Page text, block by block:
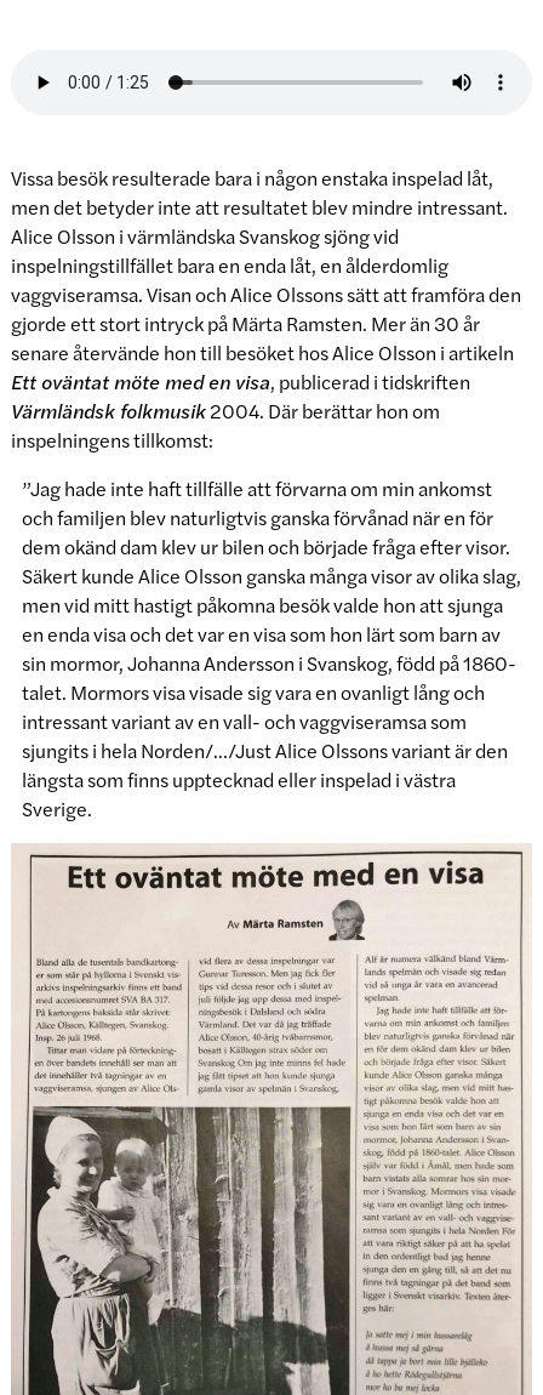
Vissa besök resulterade bara i någon enstaka inspelad låt,
men det betyder inte att resultatet blev mindre intressant.
Alice Olsson i värmländska Svanskog sjöng vid
inspelningstillfället bara en enda låt, en ålderdomlig
vaggviseramsa. Visan och Alice Olssons sätt att framföra den
gjorde ett stort intryck på Märta Ramsten. Mer än 30 år
senare återvände hon till besöket hos Alice Olsson i artikeln
Ett oväntat möte med en visa, publicerad i tidskriften
Värmländsk folkmusik2004. Där berättar hon om
inspelningens tillkomst:
”Jag hade inte haft tillfälle att förvarna om min ankomst
och familjen blev naturligtvis ganska förvånad när en för
dem okänd dam klev ur bilen och började fråga efter visor.
Säkert kunde Alice Olsson ganska många visor av olika slag,
men vid mitt hastigt påkomna besök valde hon att sjunga
en enda visa och det var en visa som hon lärt som barn av
sin mormor, Johanna Andersson i Svanskog, född på 1860-
talet. Mormors visa visade sig vara en ovanligt lång och
intressant variant av en vall- och vaggviseramsa som
sjungits i hela Norden/…/Just Alice Olssons variant är den
längsta som finns upptecknad eller inspelad i västra
Sverige.